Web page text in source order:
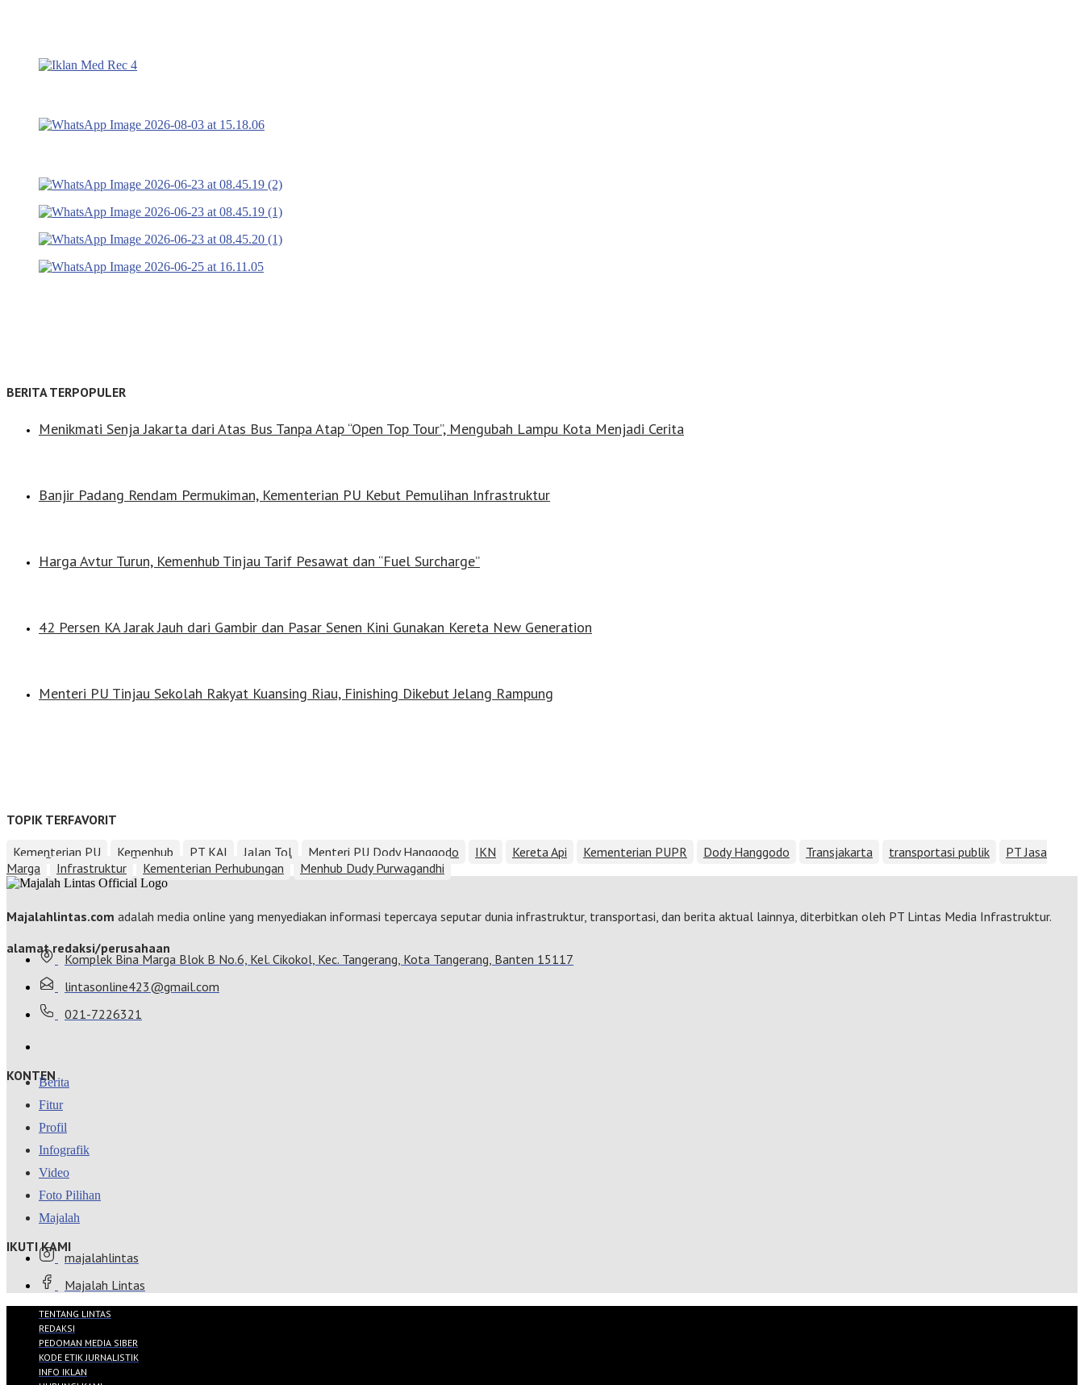
BERITA TERPOPULER
Menikmati Senja Jakarta dari Atas Bus Tanpa Atap “Open Top Tour”, Mengubah Lampu Kota Menjadi Cerita
Banjir Padang Rendam Permukiman, Kementerian PU Kebut Pemulihan Infrastruktur
Harga Avtur Turun, Kemenhub Tinjau Tarif Pesawat dan “Fuel Surcharge”
42 Persen KA Jarak Jauh dari Gambir dan Pasar Senen Kini Gunakan Kereta New Generation
Menteri PU Tinjau Sekolah Rakyat Kuansing Riau, Finishing Dikebut Jelang Rampung
TOPIK TERFAVORIT
Kementerian PU
Kemenhub PT KAI Jalan Tol Menteri PU Dody Hanggodo IKN Kereta Api Kementerian PUPR Dody Hanggodo Transjakarta transportasi publik
PT Jasa
Marga
Infrastruktur Kementerian Perhubungan Menhub Dudy Purwagandhi
Majalahlintas.com adalah media online yang menyediakan informasi tepercaya seputar dunia infrastruktur, transportasi, dan berita aktual lainnya, diterbitkan oleh PT Lintas Media Infrastruktur.
alamat redaksi/perusahaan
Komplek Bina Marga Blok B No.6, Kel. Cikokol, Kec. Tangerang, Kota Tangerang, Banten 15117
lintasonline423@gmail.com
021-7226321
KONTENBerita
Fitur
Profil
Infografik
Video
Foto Pilihan
Majalah
IKUTI KAMI
majalahlintas
Majalah Lintas
TENTANG LINTAS
REDAKSI
PEDOMAN MEDIA SIBER
KODE ETIK JURNALISTIK
INFO IKLAN